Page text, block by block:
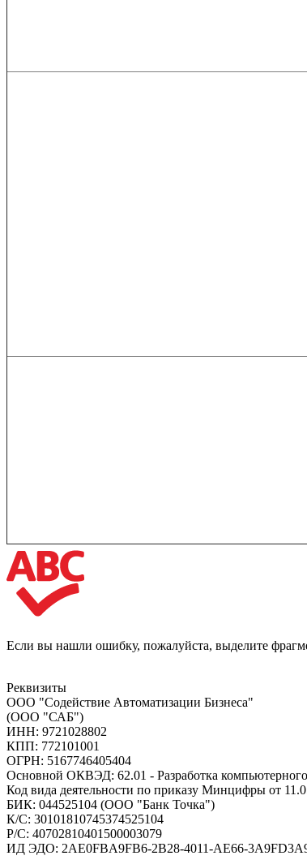
Если вы нашли ошибку, пожалуйста, выделите
Реквизиты
ООО "Содействие Автоматизации Бизнеса"
(ООО "САБ")
ИНН: 9721028802
КПП: 772101001
ОГРН: 5167746405404
Основной ОКВЭД: 62.01 - Разработка
Код вида деятельности по приказу Минцифры от
БИК: 044525104 (ООО "Банк Точка")
К/С: 30101810745374525104
Р/С: 40702810401500003079
ИД ЭДО: 2AE0FBA9FB6-2B28-4011-AE66-